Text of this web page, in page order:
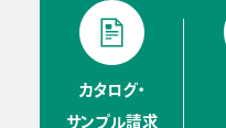
カタログ・
サンプル請求